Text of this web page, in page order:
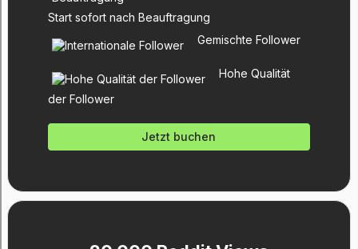
Start sofort nach Beauftragung
Gemischte Follower
Hohe Qualität
der Follower
Jetzt buchen